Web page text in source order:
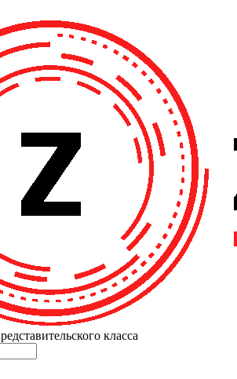
класса